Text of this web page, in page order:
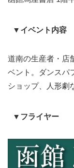
▼イベント内容
道南の生産者・店
ベント。ダンスパ
ショップ、人形劇
▼フライヤー